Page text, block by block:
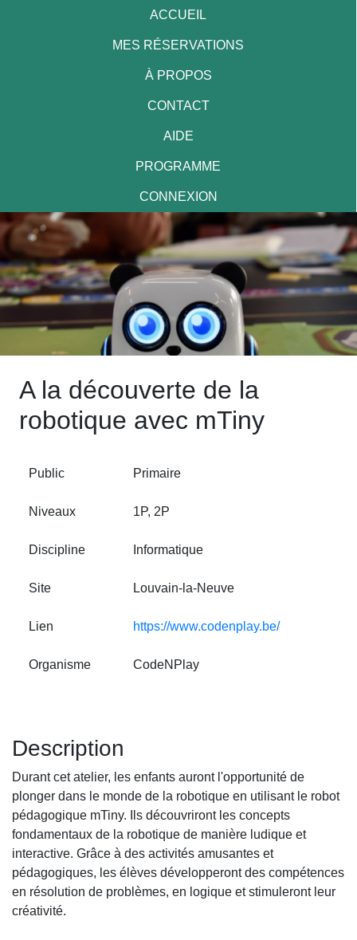
ACCUEIL
MES RÉSERVATIONS
À PROPOS
CONTACT
AIDE
PROGRAMME
CONNEXION
A la découverte de la
robotique avec mTiny
Public Primaire
Niveaux 1P, 2P
Discipline Informatique
Site Louvain‑la‑Neuve
Lien https://www.codenplay.be/
Organisme CodeNPlay
Description
Durant cet atelier, les enfants auront l'opportunité de
plonger dans le monde de la robotique en utilisant le robot
pédagogique mTiny. Ils découvriront les concepts
fondamentaux de la robotique de manière ludique et
interactive. Grâce à des activités amusantes et
pédagogiques, les élèves développeront des compétences
en résolution de problèmes, en logique et stimuleront leur
créativité.